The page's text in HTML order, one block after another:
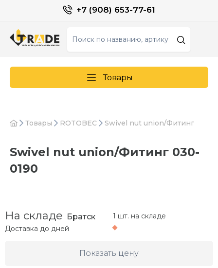
+7 (908) 653-77-61
Товары
Товары ROTOBEC Swivel nut union/Фитинг
Swivel nut union/Фитинг 030-
0190
На складе Братск
Доставка до дней
1 шт. на складе
Показать цену